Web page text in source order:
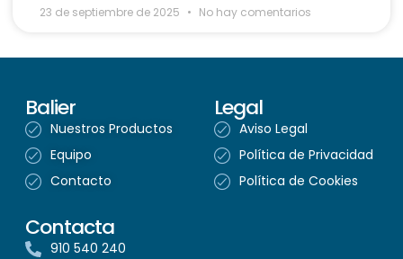
23 de septiembre de 2025 No hay comentarios
Balier
Nuestros Productos
Equipo
Contacto
Legal
Aviso Legal
Política de Privacidad
Política de Cookies
Contacta
910 540 240